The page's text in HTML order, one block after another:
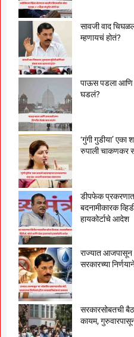
सावजी वाद
म्हणायचं होतं?
पाऊस पडला आणि
घडलं?
‘गुंगी गुडीया’ एका
रुपाली चाकणकर
डीपफेक प्रकरणात
बदनामीकारक
हायकोर्टाचे आदेश
राज्यात आजपासून
सरकारच्या
सरकारसोबतची
कायम,